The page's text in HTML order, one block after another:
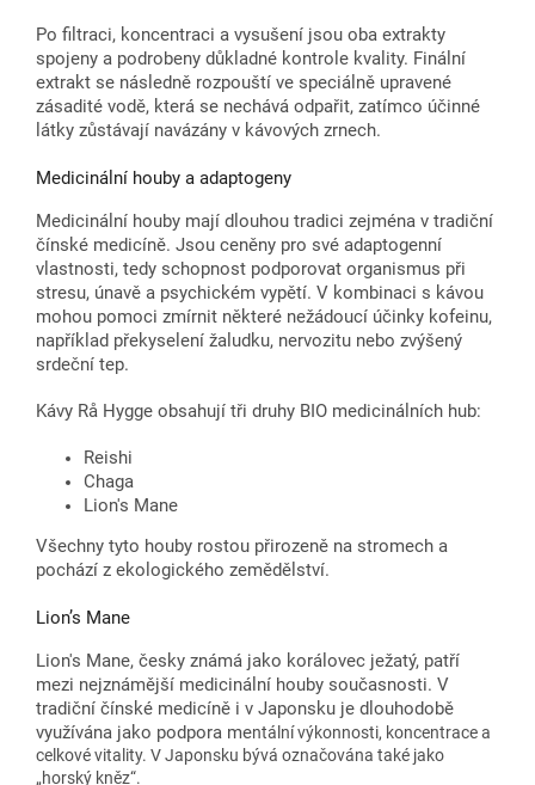
Po filtraci, koncentraci a vysušení jsou oba extrakty
spojeny a podrobeny důkladné kontrole kvality. Finální
extrakt se následně rozpouští ve speciálně upravené
zásadité vodě, která se nechává odpařit, zatímco účinné
látky zůstávají navázány v kávových zrnech.
Medicinální houby a adaptogeny
Medicinální houby mají dlouhou tradici zejména v tradiční
čínské medicíně. Jsou ceněny pro své adaptogenní
vlastnosti, tedy schopnost podporovat organismus při
stresu, únavě a psychickém vypětí. V kombinaci s kávou
mohou pomoci zmírnit některé nežádoucí účinky kofeinu,
například překyselení žaludku, nervozitu nebo zvýšený
srdeční tep.
Kávy Rå Hygge obsahují tři druhy BIO medicinálních hub:
Reishi
Chaga
Lion's Mane
Všechny tyto houby rostou přirozeně na stromech a
pochází z ekologického zemědělství.
Lion’s Mane
Lion's Mane, česky známá jako korálovec ježatý, patří
mezi nejznámější medicinální houby současnosti. V
tradiční čínské medicíně i v Japonsku je dlouhodobě
využívána jako podpora mentální výkonnosti, koncentrace a
celkové vitality. V Japonsku bývá označována také jako
„horský kněz“.